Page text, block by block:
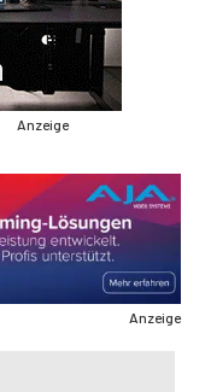
Anzeige
Anzeige